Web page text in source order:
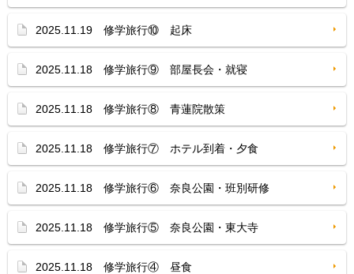
2025.11.19 修学旅行⑩ 起床
2025.11.18 修学旅行⑨ 部屋長会・就寝
2025.11.18 修学旅行⑧ 青蓮院散策
2025.11.18 修学旅行⑦ ホテル到着・夕食
2025.11.18 修学旅行⑥ 奈良公園・班別研修
2025.11.18 修学旅行⑤ 奈良公園・東大寺
2025.11.18 修学旅行④ 昼食